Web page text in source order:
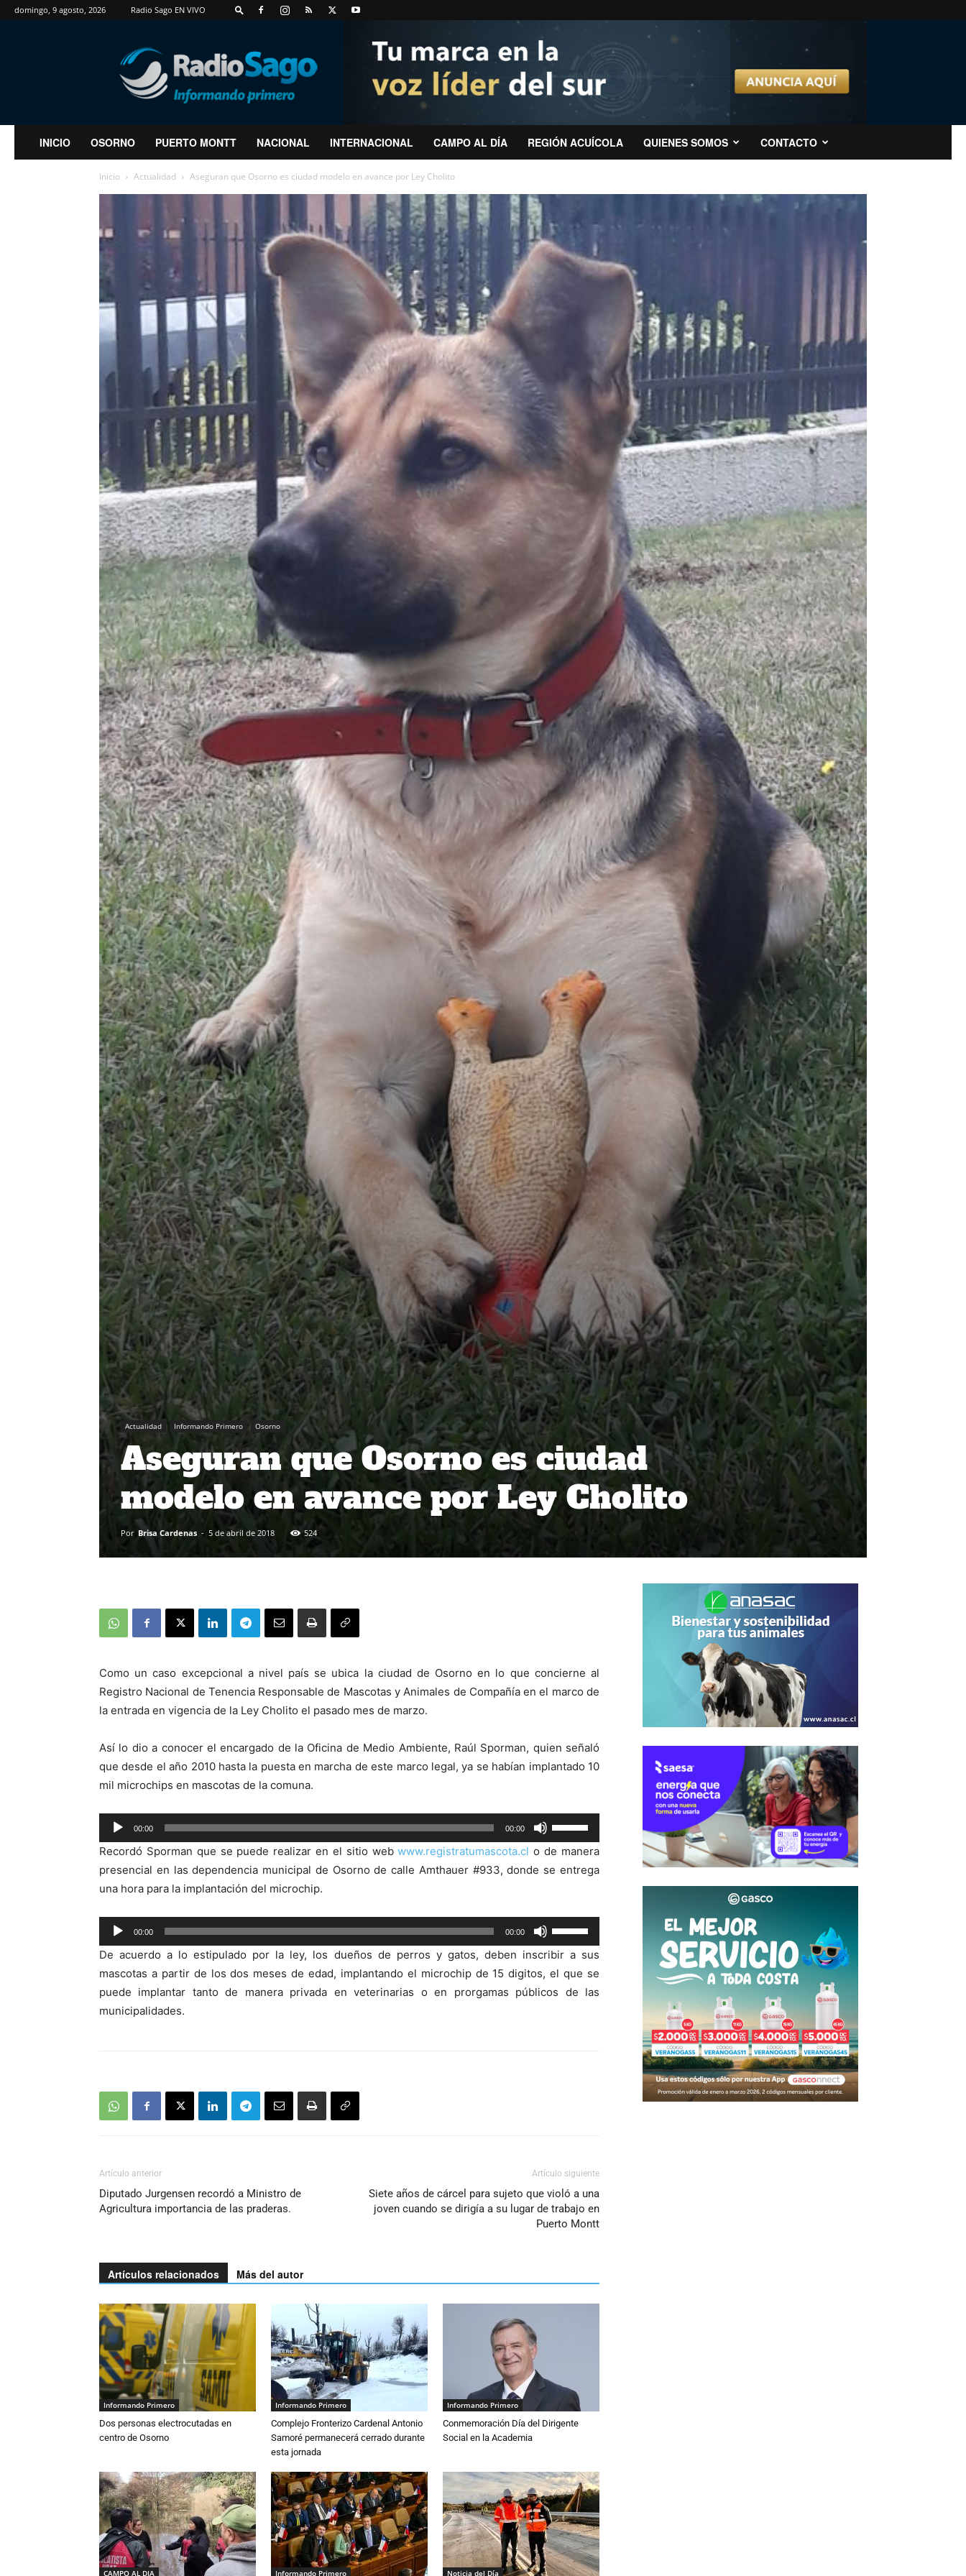
domingo, 9 agosto, 2026 Radio Sago EN VIVO
RadioSago
INICIO OSORNO PUERTO MONTT NACIONAL INTERNACIONAL CAMPO AL DÍA REGIÓN ACUÍCOLA QUIENES SOMOS CONTACTO
Inicio Actualidad Aseguran que Osorno es ciudad modelo en avance por Ley Cholito
Actualidad Informando Primero Osorno
Aseguran que Osorno es ciudad
modelo en avance por Ley Cholito
Por Brisa Cardenas - 5 de abril de 2018 524
Como un caso excepcional a nivel país se ubica la ciudad de Osorno en lo que concierne al
Registro Nacional de Tenencia Responsable de Mascotas y Animales de Compañía en el marco de
la entrada en vigencia de la Ley Cholito el pasado mes de marzo.
Así lo dio a conocer el encargado de la Oficina de Medio Ambiente, Raúl Sporman, quien señaló
que desde el año 2010 hasta la puesta en marcha de este marco legal, ya se habían implantado 10
mil microchips en mascotas de la comuna.
Reproductor
de
audio
00:00 00:00
las
teclas
de
arriba/abajo
para
aumentar
o
disminuir
Recordó Sporman que se puede realizar en el sitio webwww.registratumascota.cl o de manera
presencial en las dependencia municipal de Osorno de calle Amthauer #933, donde se entrega
una hora para la implantación del microchip.
Reproductor
de
audio
00:00 00:00
las
teclas
de
flecha
De acuerdo a lo estipulado por la ley, los dueños de perros y gatos, deben inscribir a sus
mascotas a partir de los dos meses de edad, implantando el microchip de 15 digitos, el que se
puede implantar tanto de manera privada en veterinarias o en prorgamas públicos de las
municipalidades.
Artículo anterior
Diputado Jurgensen recordó a Ministro de
Agricultura importancia de las praderas.
Artículo siguiente
Siete años de cárcel para sujeto que violó a una
joven cuando se dirigía a su lugar de trabajo en
Puerto Montt
Artículos relacionados Más del autor
Informando Primero
Dos personas electrocutadas en
centro de Osorno
Informando Primero
Complejo Fronterizo Cardenal Antonio
Samoré permanecerá cerrado durante
esta jornada
Informando Primero
Conmemoración Día del Dirigente
Social en la Academia
CAMPO AL DIA Informando Primero Noticia del Día